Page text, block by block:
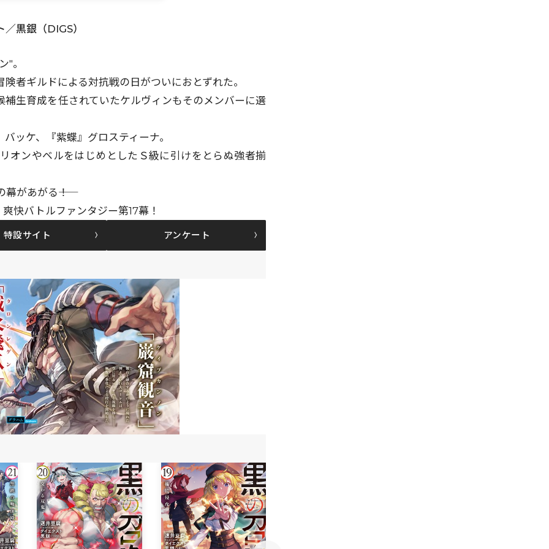
黒銀（DIGS）
"。
者ギルドによる対抗戦の日がついにおとずれた。
生育成を任されていたケルヴィンもそのメンバーに選
ッケ、『紫蝶』グロスティーナ。
オンやベルをはじめとしたＳ級に引けをとらぬ強者揃
があがる――！
快バトルファンタジー第17幕！
特設サイト アンケート